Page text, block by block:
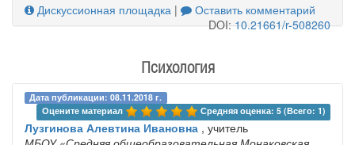
Дискуссионная площадка |
Оставить комментарий
DOI:10.21661/r-508260
Психология
Дата публикации: 08.11.2018 г.
Оцените материал
Средняя оценка: 5 (Всего: 1)
Лузгинова Алевтина Ивановна , учитель